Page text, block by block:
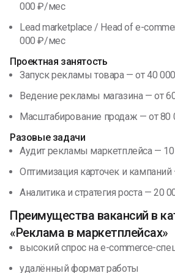
000 ₽/мес
Lead marketplace / Head of e-
000 ₽/мес
Проектная занятость
Запуск рекламы товара — от 40
Ведение рекламы магазина — от
Масштабирование продаж — от 80
Разовые задачи
Аудит рекламы маркетплейса —
Оптимизация карточек и
Аналитика и стратегия роста — 20
Преимущества вакансий в
«Реклама в маркетплейсах»
высокий спрос на e-commerce-
удалённый формат работы